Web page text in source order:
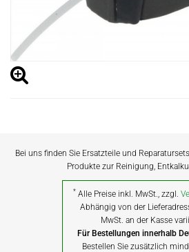
Bei uns finden Sie Ersatzteile und
Produkte zur Reinigung,
* Alle Preise inkl. MwSt., zzgl.
Abhängig von der
MwSt. an der Kasse
Für Bestellungen innerhalb
Bestellen Sie zusätzlich